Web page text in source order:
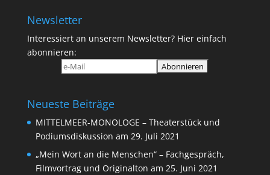
Newsletter
Interessiert an unserem Newsletter? Hier einfach
abonnieren:
Neueste Beiträge
MITTELMEER-MONOLOGE – Theaterstück und
Podiumsdiskussion am 29. Juli 2021
„Mein Wort an die Menschen“ – Fachgespräch,
Filmvortrag und Originalton am 25. Juni 2021